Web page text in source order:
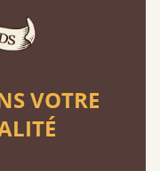
supporter un
de 5 adultes
VOTRE